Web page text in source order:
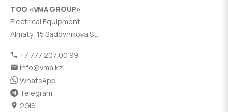
ТОО «VMA GROUP»
Electrical Equipment
Almaty, 15 Sadovnikova St.
+7 777 207 00 99
info@vma.kz
WhatsApp
Telegram
2GIS